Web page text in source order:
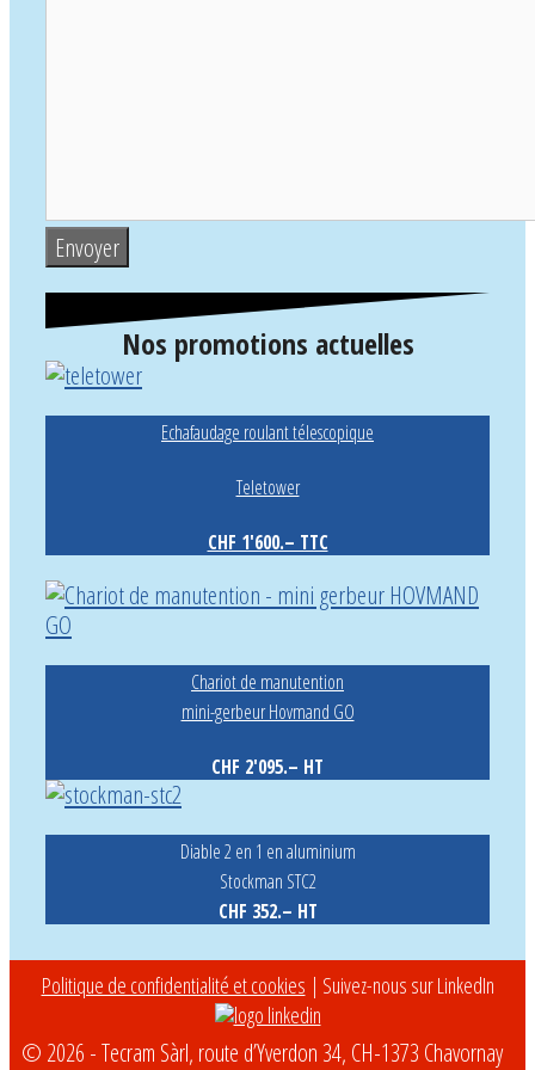
Nos promotions actuelles
Echafaudage roulant télescopique
Teletower
CHF 1'600.– TTC
Chariot de manutention
mini-gerbeur Hovmand GO
CHF 2'095.– HT
Diable 2 en 1 en aluminium
Stockman STC2
CHF 352.– HT
Politique de confidentialité et cookies | Suivez-nous sur LinkedIn
© 2026 - Tecram Sàrl, route d’Yverdon 34, CH-1373 Chavornay